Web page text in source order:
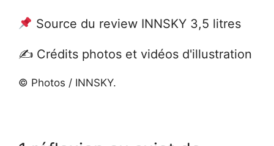
Source du review INNSKY 3,5 litres
✍️ Crédits photos et vidéos d'illustration
© Photos / INNSKY.